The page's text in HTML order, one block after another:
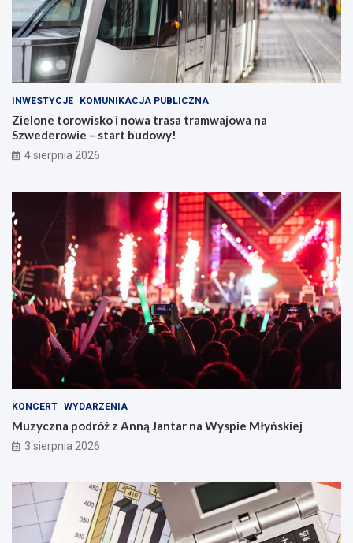
INWESTYCJE KOMUNIKACJA PUBLICZNA
Zielone torowisko i nowa trasa tramwajowa na
Szwederowie – start budowy!
4 sierpnia 2026
KONCERT WYDARZENIA
Muzyczna podróż z Anną Jantar na Wyspie Młyńskiej
3 sierpnia 2026